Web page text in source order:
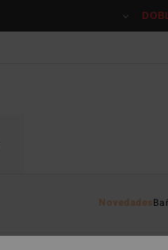
Novedades